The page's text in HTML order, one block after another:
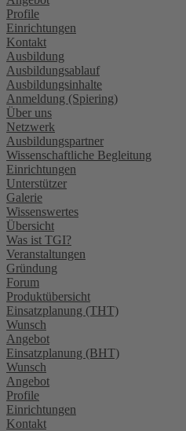
Profile
Einrichtungen
Kontakt
Ausbildung
Ausbildungsablauf
Ausbildungsinhalte
Anmeldung (Spiering)
Über uns
Netzwerk
Ausbildungspartner
Wissenschaftliche Begleitung
Einrichtungen
Unterstützer
Galerie
Wissenswertes
Übersicht
Was ist TGI?
Veranstaltungen
Gründung
Forum
Produktübersicht
Einsatzplanung (THT)
Wunsch
Angebot
Einsatzplanung (BHT)
Wunsch
Angebot
Profile
Einrichtungen
Kontakt